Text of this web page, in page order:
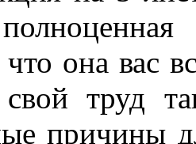
она вас
труд
причины